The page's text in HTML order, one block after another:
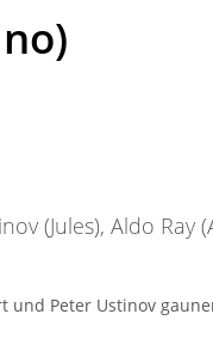
(Jules), Aldo Ray
und Peter Ustinov